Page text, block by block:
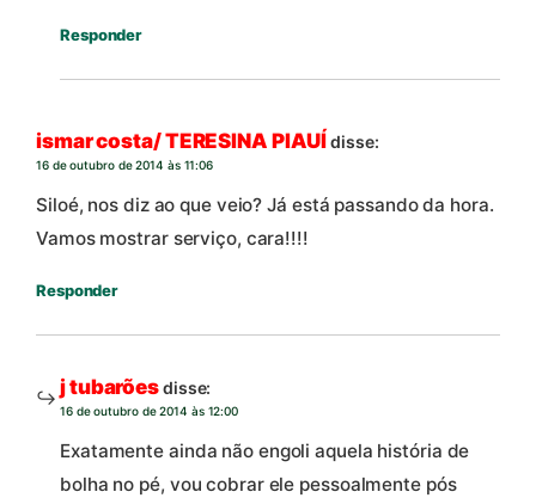
Responder
ismar costa/ TERESINA PIAUÍdisse:
16 de outubro de 2014 às 11:06
Siloé, nos diz ao que veio? Já está passando da hora.
Vamos mostrar serviço, cara!!!!
Responder
j tubarõesdisse:
16 de outubro de 2014 às 12:00
Exatamente ainda não engoli aquela história de
bolha no pé, vou cobrar ele pessoalmente pós